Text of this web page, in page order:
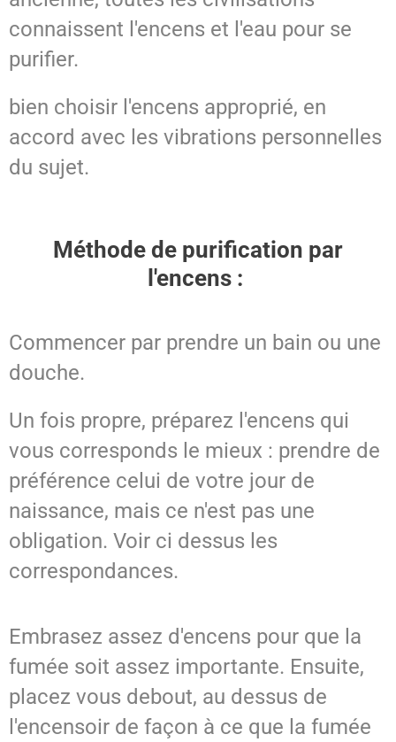
connaissent l'encens et l'eau pour se
purifier.
bien choisir l'encens approprié, en
accord avec les vibrations personnelles
du sujet.
Méthode de purification par
l'encens :
Commencer par prendre un bain ou une
douche.
Un fois propre, préparez l'encens qui
vous corresponds le mieux : prendre de
préférence celui de votre jour de
naissance, mais ce n'est pas une
obligation. Voir ci dessus les
correspondances.
Embrasez assez d'encens pour que la
fumée soit assez importante. Ensuite,
placez vous debout, au dessus de
l'encensoir de façon à ce que la fumée